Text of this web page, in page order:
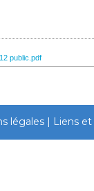
public.pdf
légales| Liens et